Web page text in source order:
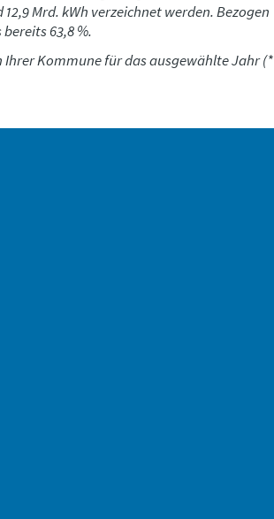
Mrd. kWh verzeichnet werden. Bezogen
63,8 %.
Kommune für das ausgewählte Jahr (*